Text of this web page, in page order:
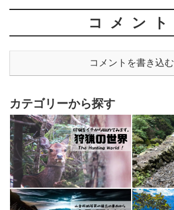
コメント
コメントを書き込む
カテゴリーから探す